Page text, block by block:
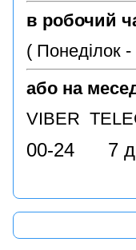
в робочий
( Понеділок
або на
VIBER
00-24 7